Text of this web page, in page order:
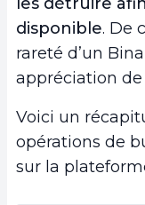
disponible. De
rareté d’un
appréciation de
Voici un
opérations de
sur la